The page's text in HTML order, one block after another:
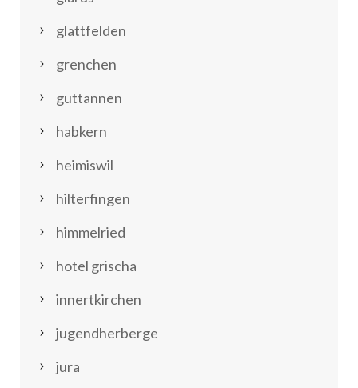
glattfelden
grenchen
guttannen
habkern
heimiswil
hilterfingen
himmelried
hotel grischa
innertkirchen
jugendherberge
jura